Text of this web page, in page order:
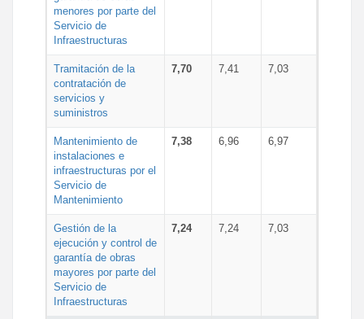
menores por parte del
Servicio de
Infraestructuras
Tramitación de la
contratación de
servicios y
suministros
7,70 7,41 7,03
Mantenimiento de
instalaciones e
infraestructuras por el
Servicio de
Mantenimiento
7,38 6,96 6,97
Gestión de la
ejecución y control de
garantía de obras
mayores por parte del
Servicio de
Infraestructuras
7,24 7,24 7,03